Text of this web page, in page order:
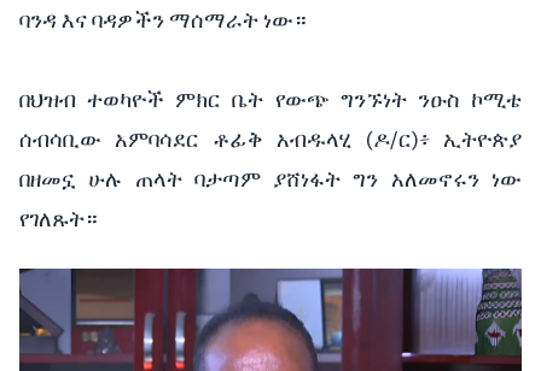
ባንዳ እና ባዳዎችን ማሰማራት ነው።
በህዝብ ተወካዮች ምክር ቤት የውጭ ግንኙነት ንዑስ ኮሚቴ
ሰብሳቢው አምባሳደር ቶፊቅ አብዱላሂ (ዶ/ር)፥ ኢትዮጵያ
በዘመኗ ሁሉ ጠላት ባታጣም ያሸነፋት ግን አለመኖሩን ነው
የገለጹት።